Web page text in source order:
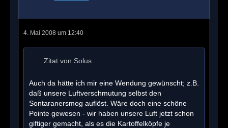
4. Mai 2008 um 12:40
Zitat von Solus
Auch da hätte ich mir eine Wendung gewünscht; z.B.
daß unsere Luftverschmutung selbst den
Sontaranersmog auflöst. Wäre doch eine schöne
Pointe gewesen - wir haben unsere Luft jetzt schon
giftiger gemacht, als es die Kartoffelköpfe je